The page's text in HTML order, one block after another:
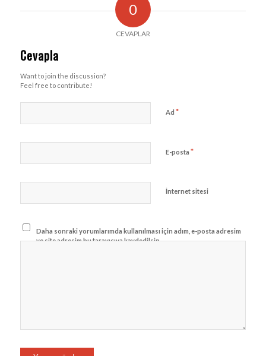
0
CEVAPLAR
Cevapla
Want to join the discussion?
Feel free to contribute!
Ad *
E-posta *
İnternet sitesi
Daha sonraki yorumlarımda kullanılması için adım, e-posta adresim
ve site adresim bu tarayıcıya kaydedilsin.